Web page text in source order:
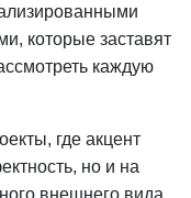
которые заставят
каждую
где акцент
но и на
внешнего вида